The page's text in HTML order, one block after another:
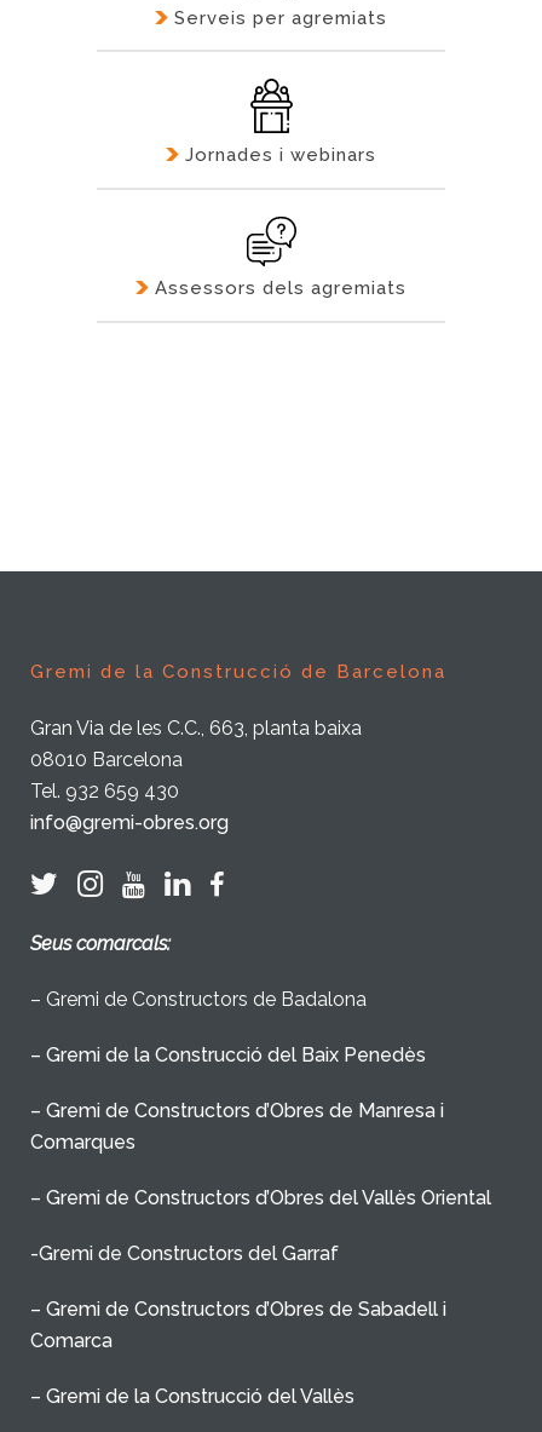
Serveis per agremiats
Jornades i webinars
Assessors dels agremiats
Gremi de la Construcció de Barcelona
Gran Via de les C.C., 663, planta baixa
08010 Barcelona
Tel. 932 659 430
info@gremi-obres.org
Seus comarcals:
– Gremi de Constructors de Badalona
– Gremi de la Construcció del Baix Penedès
– Gremi de Constructors d’Obres de Manresa i
Comarques
– Gremi de Constructors d’Obres del Vallès Oriental
-Gremi de Constructors del Garraf
– Gremi de Constructors d’Obres de Sabadell i
Comarca
– Gremi de la Construcció del Vallès